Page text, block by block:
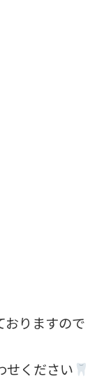
おりますので
せください